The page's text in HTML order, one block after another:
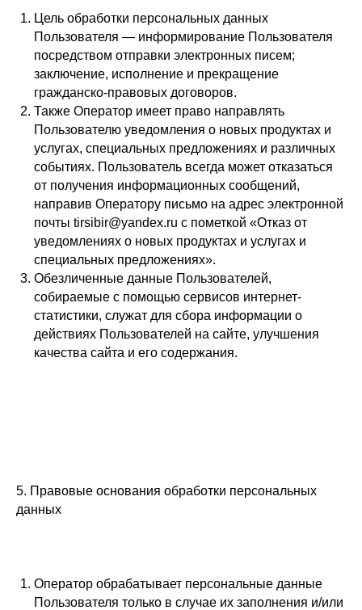
Цель обработки персональных данных
Пользователя — информирование Пользователя
посредством отправки электронных писем;
заключение, исполнение и прекращение
гражданско-правовых договоров.
Также Оператор имеет право направлять
Пользователю уведомления о новых продуктах и
услугах, специальных предложениях и различных
событиях. Пользователь всегда может отказаться
от получения информационных сообщений,
направив Оператору письмо на адрес электронной
почты tirsibir@yandex.ru с пометкой «Отказ от
уведомлениях о новых продуктах и услугах и
специальных предложениях».
Обезличенные данные Пользователей,
собираемые с помощью сервисов интернет-
статистики, служат для сбора информации о
действиях Пользователей на сайте, улучшения
качества сайта и его содержания.
5. Правовые основания обработки персональных
данных
Оператор обрабатывает персональные данные
Пользователя только в случае их заполнения и/или